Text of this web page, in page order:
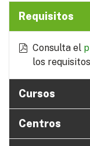
Requisitos
Consulta el
los
Cursos
Centros